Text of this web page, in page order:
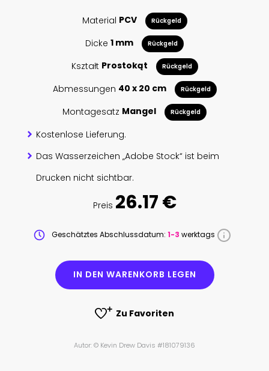
Material PCV Rückgeld
Dicke 1 mm Rückgeld
Kształt Prostokąt Rückgeld
Abmessungen 40 x 20 cm Rückgeld
Montagesatz Mangel Rückgeld
Kostenlose Lieferung.
Das Wasserzeichen „Adobe Stock“ ist beim
Drucken nicht sichtbar.
Preis 26.17 €
Geschätztes Abschlussdatum: 1-3 werktags
IN DEN WARENKORB LEGEN
Zu Favoriten
Autor: © Kevin Drew Davis #181079136